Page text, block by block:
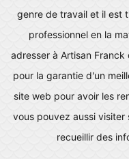
genre de travail et il est
professionnel en la
adresser à Artisan
pour la garantie d'un
site web pour avoir les
vous pouvez aussi
recueillir des